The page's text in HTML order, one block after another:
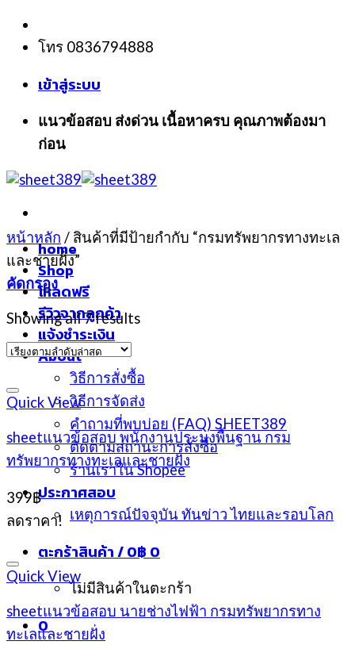
Skip
content
โทร 0836794888
เข้าสู่ระบบ
แนวข้อสอบ ส่งด่วน เนื้อหาครบ คุณภาพต้องมา
ก่อน
home
Shop
โหลดฟรี
รีวิวจากลูกค้า
แจ้งชำระเงิน
About
วิธีการสั่งซื้อ
วิธีการจัดส่ง
คำถามที่พบบ่อย (FAQ) SHEET389
ติดตามสถานะการสั่งซื้อ
ร้านเราใน Shopee
ประกาศสอบ
เหตุการณ์ปัจจุบัน ทันข่าว ไทยและรอบโลก
ตะกร้าสินค้า /0฿ 0
ไม่มีสินค้าในตะกร้า
0
หน้าหลัก / สินค้าที่มีป้ายกำกับ “กรมทรัพยากรทางทะเล
และชายฝั่ง”
คัดกรอง
Showing all 7 results
Quick View
sheetแนวข้อสอบ พนักงานประมงพื้นฐาน กรม
ทรัพยากรทางทะเลและชายฝั่ง
399฿
ลดราคา!
Quick View
sheetแนวข้อสอบ นายช่างไฟฟ้า กรมทรัพยากรทาง
ทะเลและชายฝั่ง